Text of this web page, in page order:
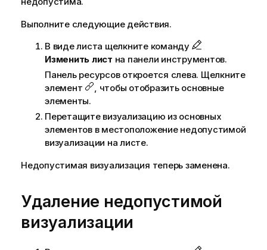
а
к
е
Выполните следующие действия.
В виде листа щелкните команду
Изменить лист на панели инструментов.
Панель ресурсов откроется слева. Щелкните
элемент
, чтобы отобразить основные
элементы.
Перетащите визуализацию из основных
элементов в местоположение недопустимой
визуализации на листе.
Недопустимая визуализация теперь заменена.
Удаление недопустимой
визуализации